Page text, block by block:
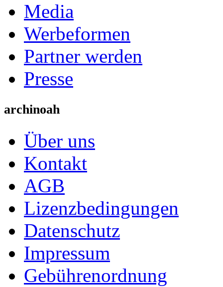
Media
Werbeformen
Partner werden
Presse
archinoah
Über uns
Kontakt
AGB
Lizenzbedingungen
Datenschutz
Impressum
Gebührenordnung